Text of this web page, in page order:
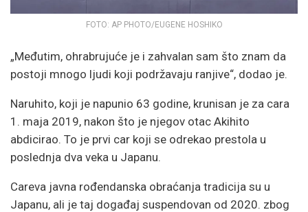
FOTO: AP PHOTO/EUGENE HOSHIKO
„Međutim, ohrabrujuće je i zahvalan sam što znam da
postoji mnogo ljudi koji podržavaju ranjive“, dodao je.
Naruhito, koji je napunio 63 godine, krunisan je za cara
1. maja 2019, nakon što je njegov otac Akihito
abdicirao. To je prvi car koji se odrekao prestola u
poslednja dva veka u Japanu.
Careva javna rođendanska obraćanja tradicija su u
Japanu, ali je taj događaj suspendovan od 2020. zbog